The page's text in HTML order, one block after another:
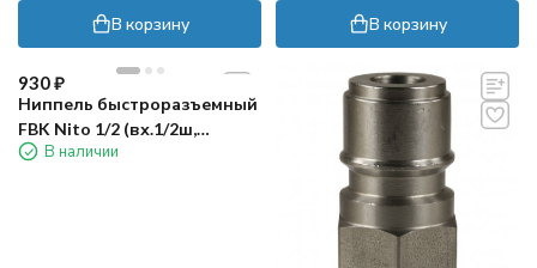
В корзину В корзину
930₽
Ниппель быстроразъемный
FBK Nito 1/2 (вх.1/2ш,
лат.хром.)
В наличии